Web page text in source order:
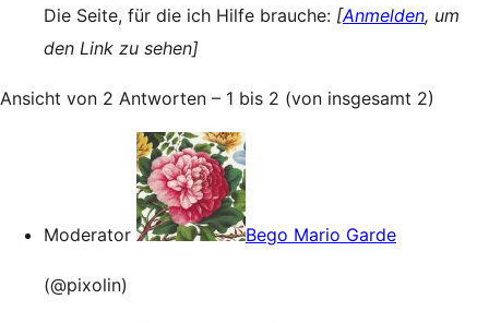
Die Seite, für die ich Hilfe brauche: [Anmelden, um
den Link zu sehen]
Ansicht von 2 Antworten – 1 bis 2 (von insgesamt 2)
Moderator Bego Mario Garde
(@pixolin)